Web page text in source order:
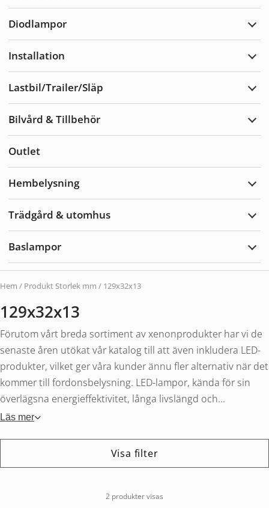
Diodlampor
Installation
Lastbil/Trailer/Släp
Bilvård & Tillbehör
Outlet
Hembelysning
Trädgård & utomhus
Baslampor
Hem / Produkt Storlek mm / 129x32x13
129x32x13
Förutom vårt breda sortiment av xenonprodukter har vi de
senaste åren utökat vår katalog till att även inkludera LED-
produkter, vilket ger våra kunder ännu fler alternativ när det
kommer till fordonsbelysning. LED-lampor, kända för sin
överlägsna energieffektivitet, långa livslängd och...
Läs mer
Visa filter
2 produkter visas